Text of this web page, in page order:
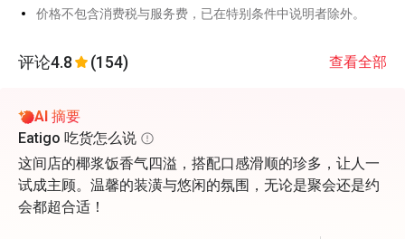
价格不包含消费税与服务费，已在特别条件中说明者除外。
评论4.8 (154) 查看全部
AI 摘要
Eatigo 吃货怎么说
这间店的椰浆饭香气四溢，搭配口感滑顺的珍多，让人一
试成主顾。温馨的装潢与悠闲的氛围，无论是聚会还是约
会都超合适！